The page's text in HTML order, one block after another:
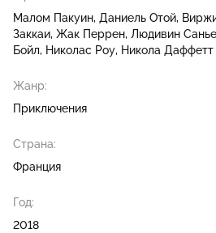
Малом Пакуин Даниель Отой
Заккаи Жак Перрен Людивин Санье
Бойл
Николас Роу Никола Даффетт
Жанр:
Приключения
Страна:
Франция
Год:
2018